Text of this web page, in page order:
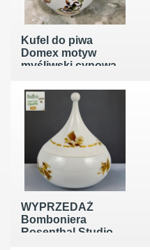
Kufel do piwa
Domex motyw
myśliwski cynowa
lata 70te
WYPRZEDAŻ
Bomboniera
Rosenthal Studio